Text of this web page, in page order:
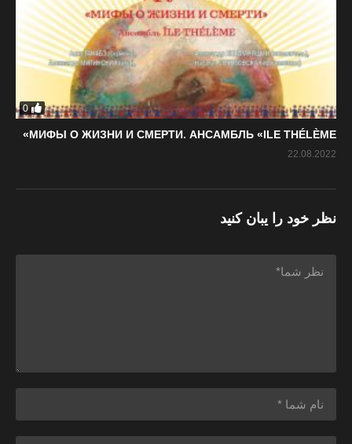
0
МИФЫ О ЖИЗНИ И СМЕРТИ. АНСАМБЛЬ «ILE THÉLÈME»
22.08.2022
نظر خود را یبان کنید